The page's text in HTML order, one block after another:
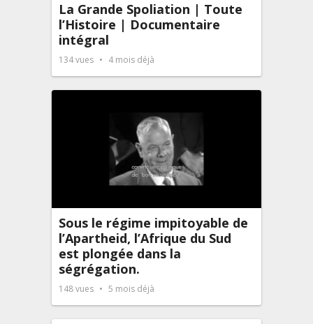
La Grande Spoliation | Toute
l’Histoire | Documentaire
intégral
134vues 4 mois déjà
Sous le régime impitoyable de
l’Apartheid, l’Afrique du Sud
est plongée dans la
ségrégation.
148vues 5 mois déjà